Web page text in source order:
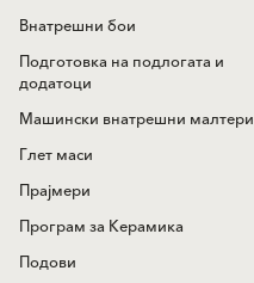
Внатрешни бои
Подготовка на подлогата и
додатоци
Машински внатрешни малтери
Глет маси
Прајмери
Програм за Керамика
Подови